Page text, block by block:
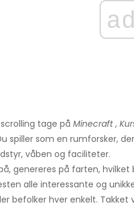
ad
tage på Minecraft,
spiller som en rumforsker,
våben og faciliteter.
genereres på farten,
alle interessante og
befolker hver enkelt.